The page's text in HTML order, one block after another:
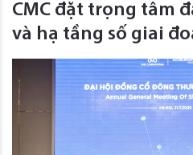
CMC đặt trọng tâm
và hạ tầng số giai